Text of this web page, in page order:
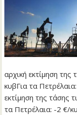
αρχική εκτίμηση της
κυβΓια τα
εκτίμηση της τάσης
τα Πετρέλαια: -2 €/